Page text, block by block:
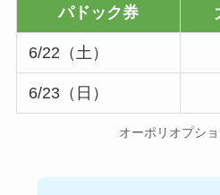
パドック券
6/22（土）
6/23（日）
オーポリオプシ